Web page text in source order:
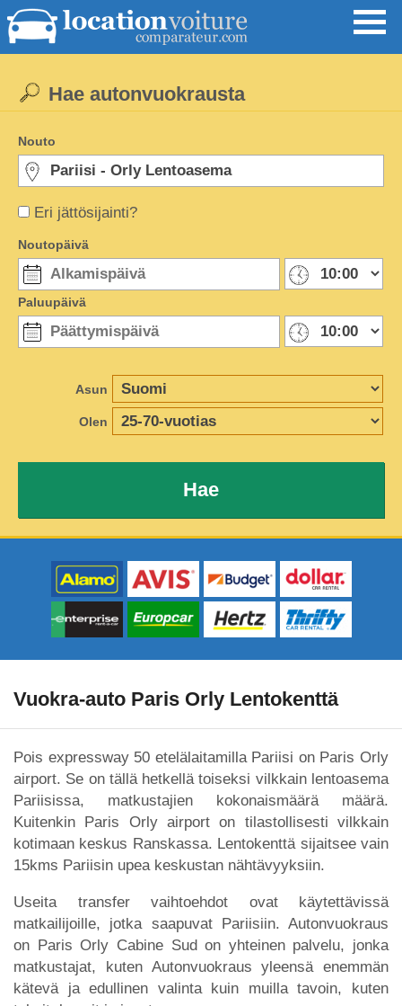
Eri jättösijainti?
Hae autonvuokrausta
Nouto
Noutopäivä
Paluupäivä
Asun
Olen
Hae
Vuokra-auto Paris Orly Lentokenttä
Pois expressway 50 etelälaitamilla Pariisi on Paris Orly
airport. Se on tällä hetkellä toiseksi vilkkain lentoasema
Pariisissa, matkustajien kokonaismäärä määrä.
Kuitenkin Paris Orly airport on tilastollisesti vilkkain
kotimaan keskus Ranskassa. Lentokenttä sijaitsee vain
15kms Pariisin upea keskustan nähtävyyksiin.
Useita transfer vaihtoehdot ovat käytettävissä
matkailijoille, jotka saapuvat Pariisiin. Autonvuokraus
on Paris Orly Cabine Sud on yhteinen palvelu, jonka
matkustajat, kuten Autonvuokraus yleensä enemmän
kätevä ja edullinen valinta kuin muilla tavoin, kuten